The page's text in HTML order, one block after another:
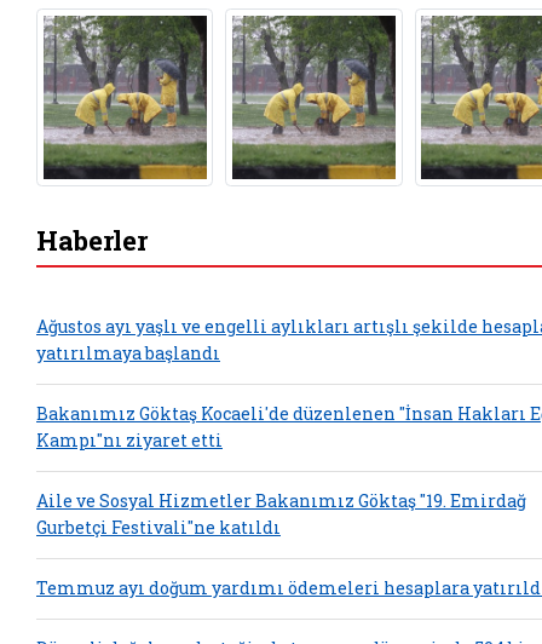
Haberler
Ağustos ayı yaşlı ve engelli aylıkları artışlı şekilde
yatırılmaya başlandı
Bakanımız Göktaş Kocaeli'de düzenlenen "İnsan Hakları
Kampı"nı ziyaret etti
Aile ve Sosyal Hizmetler Bakanımız Göktaş "19. Emirdağ
Gurbetçi Festivali"ne katıldı
Temmuz ayı doğum yardımı ödemeleri hesaplara